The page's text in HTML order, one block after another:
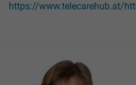
https://www.telecarehub.at/